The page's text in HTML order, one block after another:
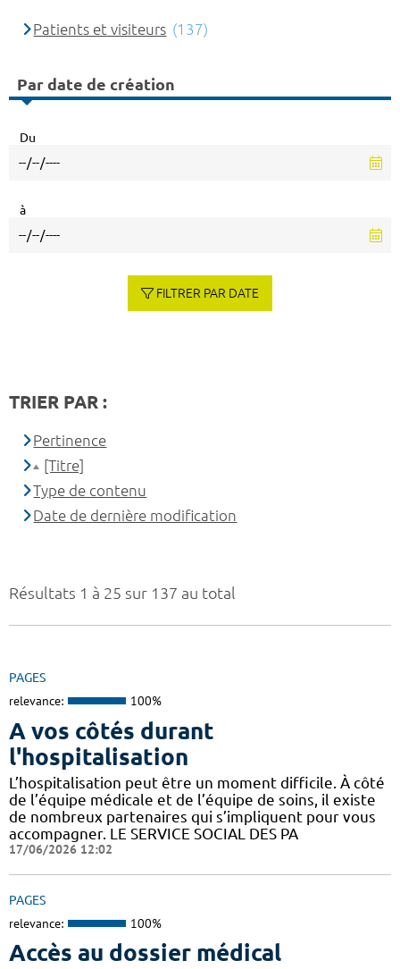
Résultats 1 à 25 sur 137 au total
PAGES
relevance: 100%
A vos côtés durant
l'hospitalisation
L’hospitalisation peut être un moment difficile. À côté
de l’équipe médicale et de l’équipe de soins, il existe
de nombreux partenaires qui s’impliquent pour vous
accompagner. LE SERVICE SOCIAL DES PA
17/06/2026 12:02
PAGES
relevance: 100%
Accès au dossier médical
Patients et visiteurs (137)
Par date de création
Du
à
FILTRER PAR DATE
TRIER PAR :
Pertinence
[Titre]
Type de contenu
Date de dernière modification